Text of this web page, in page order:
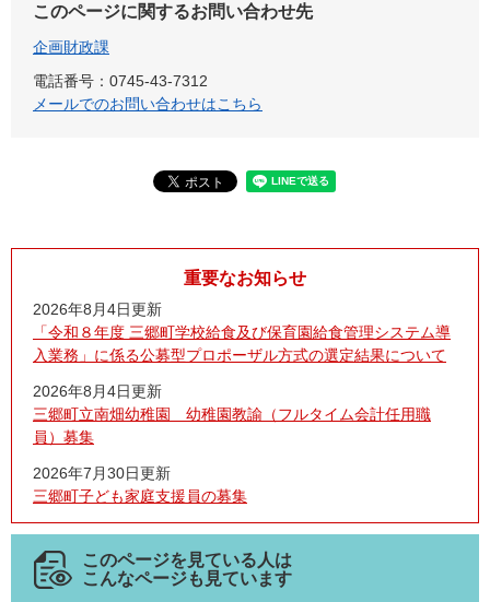
このページに関するお問い合わせ先
企画財政課
電話番号：0745-43-7312
メールでのお問い合わせはこちら
重要なお知らせ
2026年8月4日更新
「令和８年度 三郷町学校給食及び保育園給食管理システム導
入業務」に係る公募型プロポーザル方式の選定結果について
2026年8月4日更新
三郷町立南畑幼稚園 幼稚園教諭（フルタイム会計任用職
員）募集
2026年7月30日更新
三郷町子ども家庭支援員の募集
このページを見ている人は
こんなページも見ています